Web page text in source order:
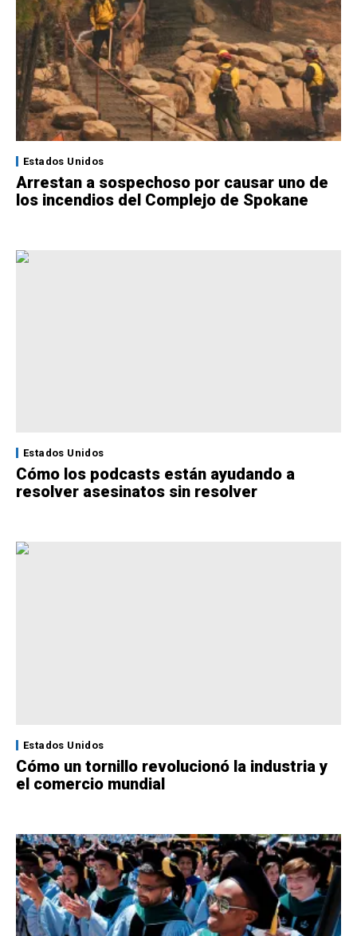
Estados Unidos
Arrestan a sospechoso por causar uno de
los incendios del Complejo de Spokane
Estados Unidos
Cómo los podcasts están ayudando a
resolver asesinatos sin resolver
Estados Unidos
Cómo un tornillo revolucionó la industria y
el comercio mundial